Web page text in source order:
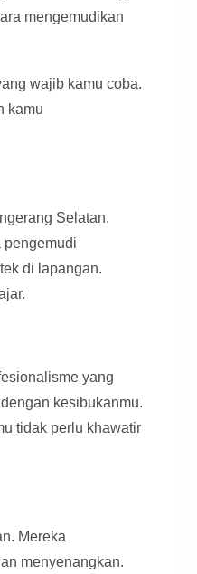
mengemudikan
wajib kamu coba.
kamu
Selatan.
pengemudi
di lapangan.
yang
kesibukanmu.
tidak perlu khawatir
Mereka
menyenangkan.